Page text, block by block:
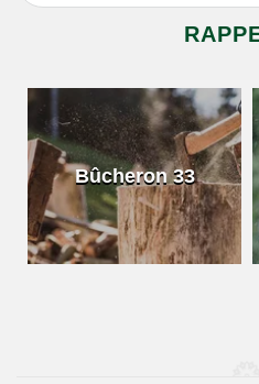
Bûcheron 33